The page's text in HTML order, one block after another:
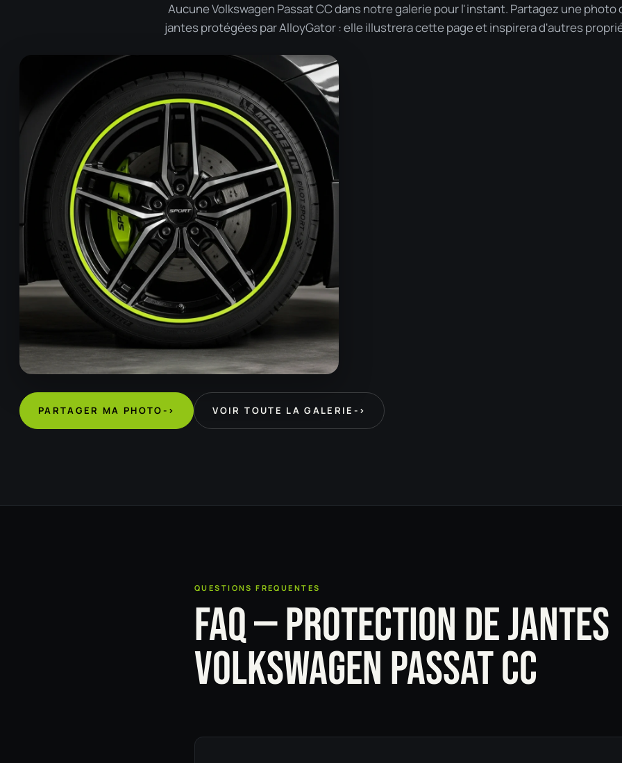
Aucune Volkswagen Passat CC dans notre galerie pour l'instant. Partagez une photo
jantes protégées par AlloyGator : elle illustrera cette page et inspirera d'autres
PARTAGER MA PHOTO-> VOIR TOUTE LA GALERIE ->
QUESTIONS FREQUENTES
FAQ — PROTECTION DE JANTES
VOLKSWAGEN PASSAT CC